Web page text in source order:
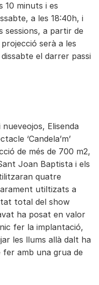
10 minuts i es
a les 18:40h, i
sessions, a partir de
serà a les
el darrer passi
Elisenda
‘Candela’m’
de més de 700 m2,
Joan Baptista i els
quatre
utiltizats a
total del show
ha posat en valor
fer la implantació,
les llums allà dalt ha
fer amb una grua de